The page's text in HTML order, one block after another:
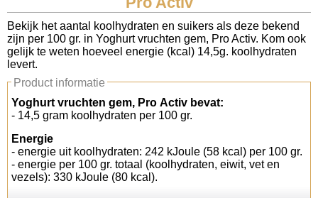
Koolhydraten tellen
Links
Bekijk het aantal koolhydraten en suikers als deze bekend
zijn per 100 gr. in Yoghurt vruchten gem, Pro Activ. Kom ook
gelijk te weten hoeveel energie (kcal) 14,5g. koolhydraten
levert.
Product informatie
Yoghurt vruchten gem, Pro Activ bevat:
- 14,5 gram koolhydraten per 100 gr.
Energie
- energie uit koolhydraten: 242 kJoule (58 kcal) per 100 gr.
- energie per 100 gr. totaal (koolhydraten, eiwit, vet en
vezels): 330 kJoule (80 kcal).